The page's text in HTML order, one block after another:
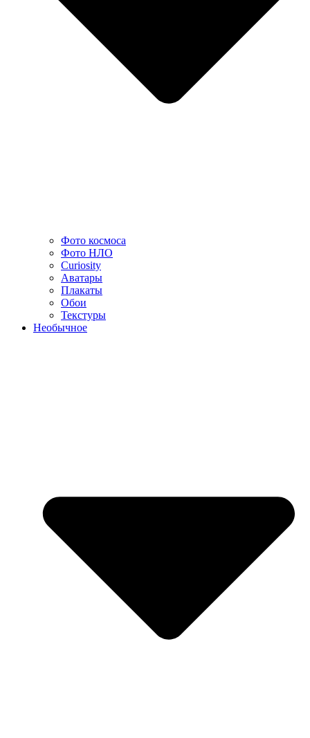
Фото космоса
Фото НЛО
Curiosity
Аватары
Плакаты
Обои
Текстуры
Необычное